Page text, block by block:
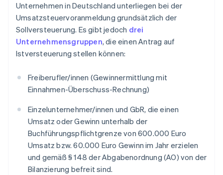
Unternehmen in Deutschland unterliegen bei der
Umsatzsteuervoranmeldung grundsätzlich der
Sollversteuerung. Es gibt jedoch drei
Unternehmensgruppen, die einen Antrag auf
Istversteuerung stellen können:
Freiberufler/innen (Gewinnermittlung mit
Einnahmen-Überschuss-Rechnung)
Einzelunternehmer/innen und GbR, die einen
Umsatz oder Gewinn unterhalb der
Buchführungspflichtgrenze von 600.000 Euro
Umsatz bzw. 60.000 Euro Gewinn im Jahr erzielen
und gemäß § 148 der Abgabenordnung (AO) von der
Bilanzierung befreit sind.